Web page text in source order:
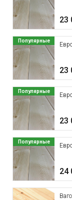
23
Популярные
23
Популярные
23
Популярные
24